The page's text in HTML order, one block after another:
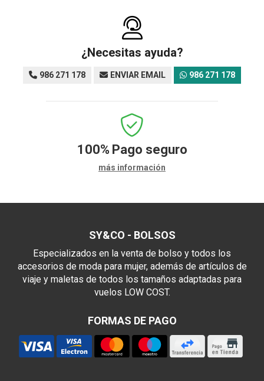
¿Necesitas ayuda?
986 271 178 ENVIAR EMAIL 986 271 178
100% Pago seguro
más información
SY&CO - BOLSOS
Especializados en la venta de bolso y todos los
accesorios de moda para mujer, además de artículos de
viaje y maletas de todos los tamaños adaptadas para
vuelos LOW COST.
FORMAS DE PAGO